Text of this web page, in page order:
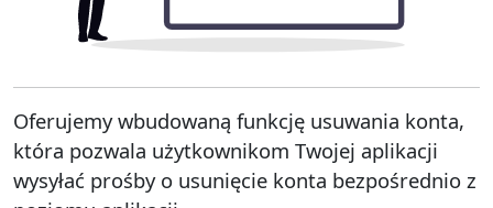
Oferujemy wbudowaną funkcję usuwania konta,
która pozwala użytkownikom Twojej aplikacji
wysyłać prośby o usunięcie konta bezpośrednio z